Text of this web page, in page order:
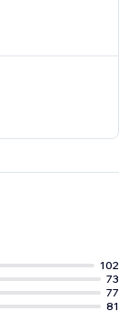
102
73
77
81